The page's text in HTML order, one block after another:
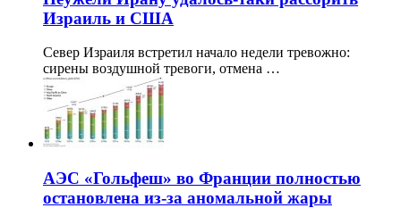
Израиль и США
Север Израиля встретил начало недели тревожно:
сирены воздушной тревоги, отмена …
АЭС «Гольфеш» во Франции полностью
остановлена из-за аномальной жары